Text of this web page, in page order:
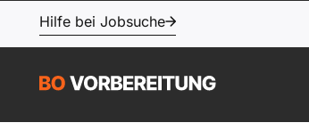
Hilfe bei Jobsuche